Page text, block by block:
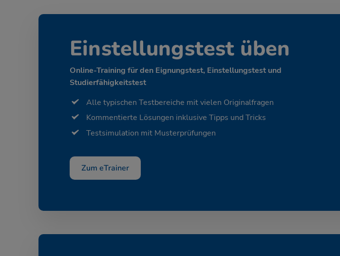
Einstellungstest üben
Online-Training für den Eignungstest, Einstellungstest und
Studierfähigkeitstest
Alle typischen Testbereiche mit vielen Originalfragen
Kommentierte Lösungen inklusive Tipps und Tricks
Testsimulation mit Musterprüfungen
Zum eTrainer